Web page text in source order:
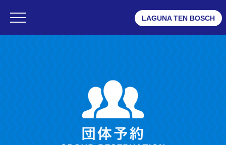
団体予約
・ラグナシアご利用の場合
LAGUNA TEN BOSCH